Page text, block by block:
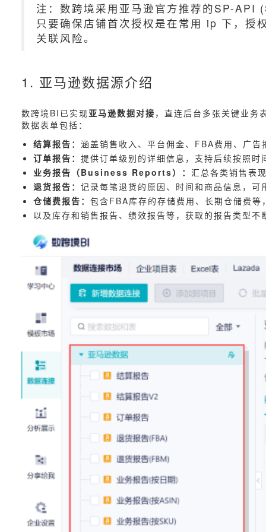
注：数跨境采用亚马逊官方推荐的SP-
只要确保店铺首次授权是在常用 ip 下，授
关联风险。
1. 亚马逊数据源介绍
数跨境BI已实现亚马逊数据对接 ，直连后台多张关键业务
数据表单包括：
结算报告： 涵盖销售收入、平台佣金、FBA费用、广
订单报告： 提供订单级别的详细信息，支持后续按照
业务报告（Business Reports）： 汇总各类销售表
退货报告： 记录每笔退货的原因、时间和商品信息，
仓储费报告： 包含FBA库存的存储费用、长期仓储费
以及库存和销售报告、绩效报告等，获取的报告类型不